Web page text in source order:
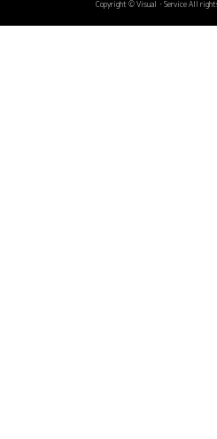
Copyright © Visual・Service All